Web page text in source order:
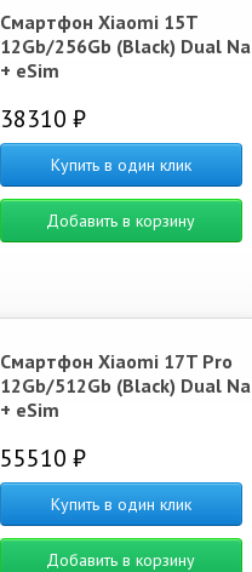
Смартфон Xiaomi 15T
12Gb/256Gb (Black) Dual
+ eSim
38310 ₽
Купить в один клик
Добавить в корзину
Смартфон Xiaomi 17T Pro
12Gb/512Gb (Black) Dual
+ eSim
55510 ₽
Купить в один клик
Добавить в корзину